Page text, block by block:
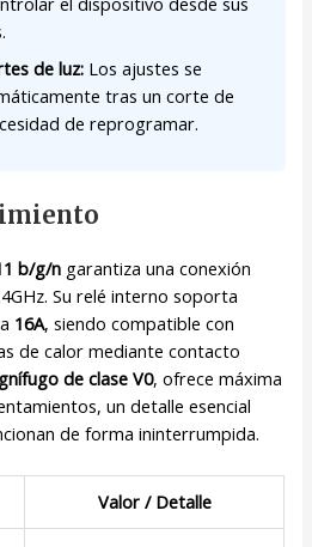
de luz: Los ajustes se
tras un corte de
de reprogramar.
b/g/n garantiza una conexión
Su relé interno soporta
16A, siendo compatible con
de calor mediante contacto
de clase V0, ofrece máxima
un detalle esencial
de forma ininterrumpida.
Valor / Detalle